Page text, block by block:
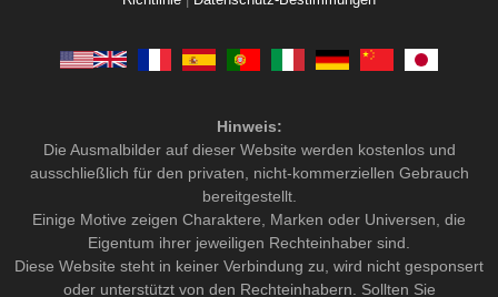
Hinweis:
Die Ausmalbilder auf dieser Website werden kostenlos und
ausschließlich für den privaten, nicht-kommerziellen Gebrauch
bereitgestellt.
Einige Motive zeigen Charaktere, Marken oder Universen, die
Eigentum ihrer jeweiligen Rechteinhaber sind.
Diese Website steht in keiner Verbindung zu, wird nicht gesponsert
oder unterstützt von den Rechteinhabern. Sollten Sie